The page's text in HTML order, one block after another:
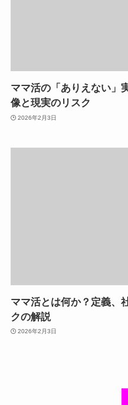
ママ活の「ありえない」
像と現実のリスク
2026年2月3日
ママ活とは何か？定義、
クの解説
2026年2月3日